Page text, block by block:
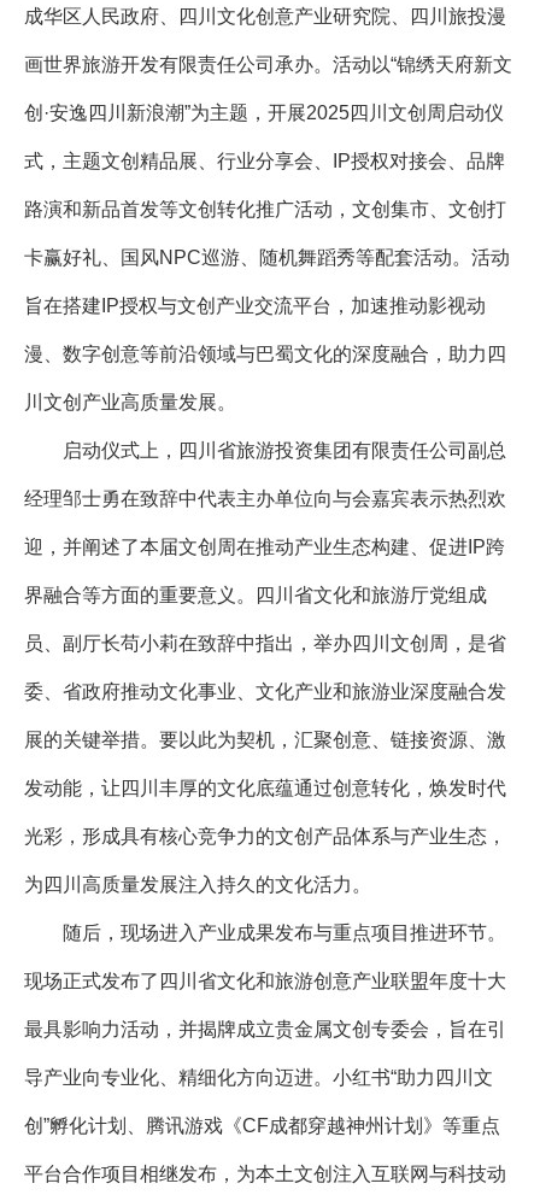
成华区人民政府、四川文化创意产业研究院、四川旅投漫
画世界旅游开发有限责任公司承办。活动以“锦绣天府新文
创·安逸四川新浪潮”为主题，开展2025四川文创周启动仪
式，主题文创精品展、行业分享会、IP授权对接会、品牌
路演和新品首发等文创转化推广活动，文创集市、文创打
卡赢好礼、国风NPC巡游、随机舞蹈秀等配套活动。活动
旨在搭建IP授权与文创产业交流平台，加速推动影视动
漫、数字创意等前沿领域与巴蜀文化的深度融合，助力四
川文创产业高质量发展。
启动仪式上，四川省旅游投资集团有限责任公司副总
经理邹士勇在致辞中代表主办单位向与会嘉宾表示热烈欢
迎，并阐述了本届文创周在推动产业生态构建、促进IP跨
界融合等方面的重要意义。四川省文化和旅游厅党组成
员、副厅长苟小莉在致辞中指出，举办四川文创周，是省
委、省政府推动文化事业、文化产业和旅游业深度融合发
展的关键举措。要以此为契机，汇聚创意、链接资源、激
发动能，让四川丰厚的文化底蕴通过创意转化，焕发时代
光彩，形成具有核心竞争力的文创产品体系与产业生态，
为四川高质量发展注入持久的文化活力。
随后，现场进入产业成果发布与重点项目推进环节。
现场正式发布了四川省文化和旅游创意产业联盟年度十大
最具影响力活动，并揭牌成立贵金属文创专委会，旨在引
导产业向专业化、精细化方向迈进。小红书“助力四川文
创”孵化计划、腾讯游戏《CF成都穿越神州计划》等重点
平台合作项目相继发布，为本土文创注入互联网与科技动